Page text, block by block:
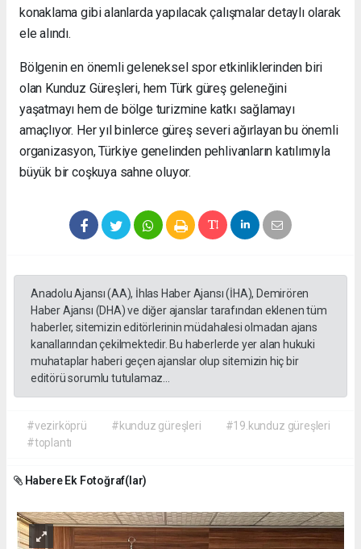
konaklama gibi alanlarda yapılacak çalışmalar detaylı olarak
ele alındı.
Bölgenin en önemli geleneksel spor etkinliklerinden biri
olan Kunduz Güreşleri, hem Türk güreş geleneğini
yaşatmayı hem de bölge turizmine katkı sağlamayı
amaçlıyor. Her yıl binlerce güreş severi ağırlayan bu önemli
organizasyon, Türkiye genelinden pehlivanların katılımıyla
büyük bir coşkuya sahne oluyor.
Anadolu Ajansı (AA), İhlas Haber Ajansı (İHA), Demirören
Haber Ajansı (DHA) ve diğer ajanslar tarafından eklenen tüm
haberler, sitemizin editörlerinin müdahalesi olmadan ajans
kanallarından çekilmektedir. Bu haberlerde yer alan hukuki
muhataplar haberi geçen ajanslar olup sitemizin hiç bir
editörü sorumlu tutulamaz...
#vezirköprü #kunduz güreşleri
#19.kunduz güreşleri
#toplantı
Habere Ek Fotoğraf(lar)